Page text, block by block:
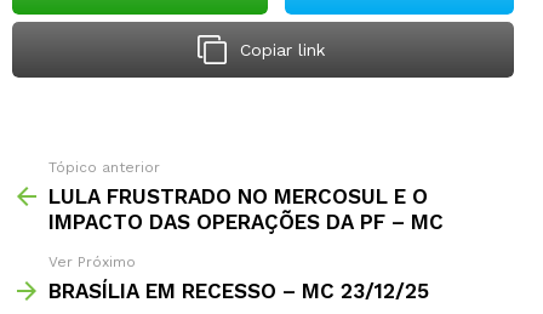
Copiar link
Tópico anterior
LULA FRUSTRADO NO MERCOSUL E O
IMPACTO DAS OPERAÇÕES DA PF – MC
Ver Próximo
BRASÍLIA EM RECESSO – MC 23/12/25